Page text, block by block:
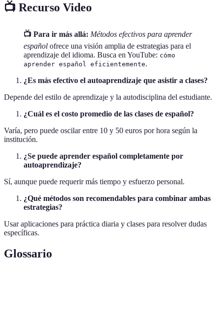
📺 Recurso Video
📺 Para ir más allá: Métodos efectivos para aprender
español ofrece una visión amplia de estrategias para el
aprendizaje del idioma. Busca en YouTube: cómo
aprender español eficientemente.
¿Es más efectivo el autoaprendizaje que asistir a clases?
Depende del estilo de aprendizaje y la autodisciplina del estudiante.
¿Cuál es el costo promedio de las clases de español?
Varía, pero puede oscilar entre 10 y 50 euros por hora según la
institución.
¿Se puede aprender español completamente por
autoaprendizaje?
Sí, aunque puede requerir más tiempo y esfuerzo personal.
¿Qué métodos son recomendables para combinar ambas
estrategias?
Usar aplicaciones para práctica diaria y clases para resolver dudas
específicas.
Glossario